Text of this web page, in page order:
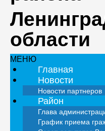
области
МЕНЮ
Главная
Новости
Новости партнеров
Район
Глава
График приема